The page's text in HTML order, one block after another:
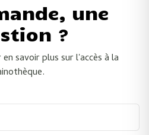
une
?
savoir plus sur l'accès à la